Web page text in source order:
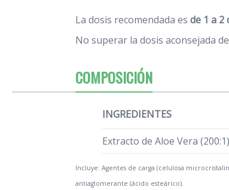
La dosis recomendada es de 1 a 2
No superar la dosis aconsejada
COMPOSICIÓN
INGREDIENTES
Extracto de Aloe Vera (200:1)
Incluye: Agentes de carga (celulosa
antiaglomerante (ácido esteárico).